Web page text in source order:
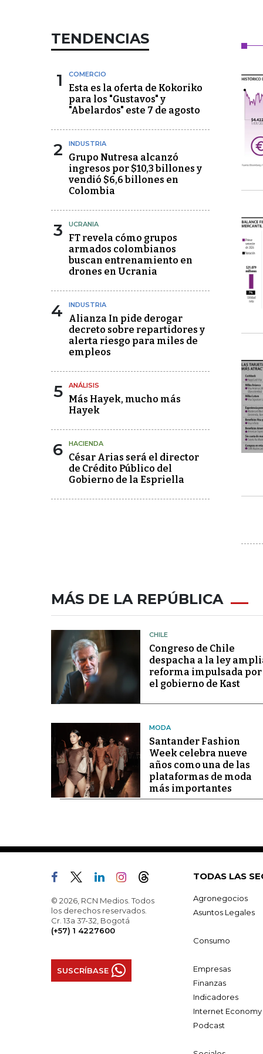
TENDENCIAS
1 COMERCIO
Esta es la oferta de Kokoriko
para los "Gustavos" y
"Abelardos" este 7 de agosto
2 INDUSTRIA
Grupo Nutresa alcanzó
ingresos por $10,3 billones y
vendió $6,6 billones en
Colombia
3 UCRANIA
FT revela cómo grupos
armados colombianos
buscan entrenamiento en
drones en Ucrania
4 INDUSTRIA
Alianza In pide derogar
decreto sobre repartidores y
alerta riesgo para miles de
empleos
5 ANÁLISIS
Más Hayek, mucho más
Hayek
6 HACIENDA
César Arias será el director
de Crédito Público del
Gobierno de la Espriella
MÁS DE LA REPÚBLICA
CHILE
Congreso de Chile
despacha a la ley
reforma impulsada por
el gobierno de Kast
MODA
Santander Fashion
Week celebra nueve
años como una de las
plataformas de moda
más importantes
© 2026, RCN Medios. Todos
los derechos reservados.
Cr. 13a 37-32, Bogotá
(+57) 1 4227600
SUSCRÍBASE
TODAS LAS
Agronegocios
Asuntos Legales
Consumo
Empresas
Finanzas
Indicadores
Internet Economy
Podcast